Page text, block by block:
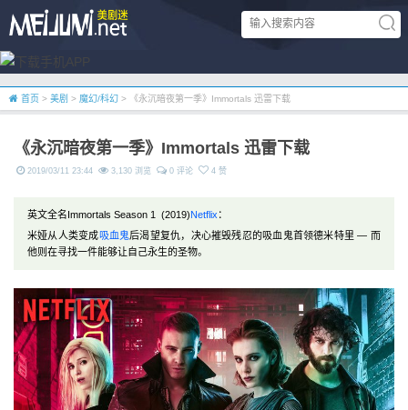
首页 > 美剧 > 魔幻/科幻 > 《永沉暗夜第一季》Immortals 迅雷下载
《永沉暗夜第一季》Immortals 迅雷下载
2019/03/11 23:44 3,130 浏览 0 评论 4 赞
英文全名Immortals Season 1 (2019)Netflix ：
米娅从人类变成吸血鬼后渴望复仇，决心摧毁残忍的吸血鬼首领德米特里 — 而
他则在寻找一件能够让自己永生的圣物。